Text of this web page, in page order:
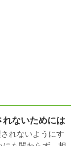
ないためには
れないようにす